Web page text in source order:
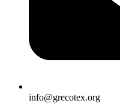
info@grecotex.org